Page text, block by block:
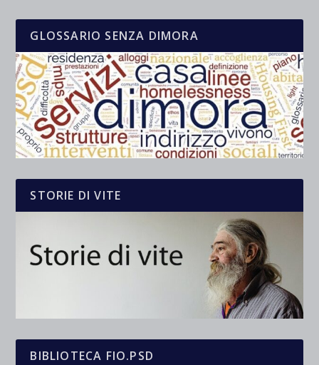
GLOSSARIO SENZA DIMORA
STORIE DI VITE
BIBLIOTECA FIO.PSD